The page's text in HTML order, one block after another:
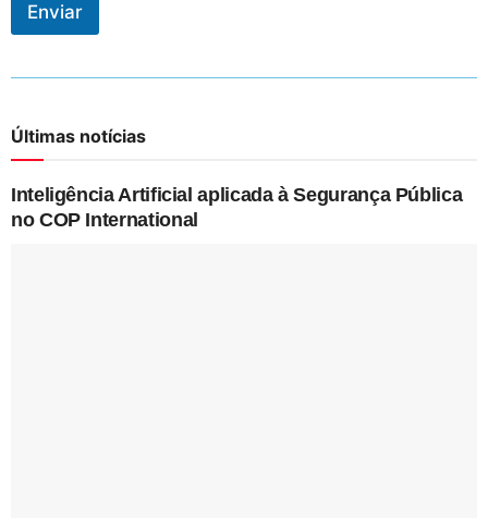
Enviar
Últimas notícias
Inteligência Artificial aplicada à Segurança Pública
no COP International